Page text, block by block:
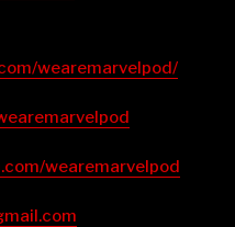
wearemarvelpod/⁠⁠⁠⁠⁠⁠⁠⁠⁠⁠⁠⁠⁠⁠⁠⁠⁠⁠⁠⁠⁠⁠⁠⁠⁠⁠⁠⁠⁠⁠⁠⁠⁠⁠⁠⁠⁠⁠⁠⁠⁠⁠⁠⁠⁠⁠⁠⁠⁠
wearemarvelpod⁠⁠⁠⁠⁠⁠⁠⁠⁠⁠⁠⁠⁠⁠⁠⁠⁠⁠⁠⁠⁠⁠⁠⁠⁠⁠⁠⁠⁠⁠⁠⁠⁠⁠⁠⁠⁠⁠⁠⁠⁠⁠⁠⁠⁠⁠⁠⁠⁠